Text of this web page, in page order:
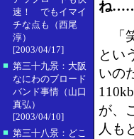
速！ でもイマイ
チな点も（西尾
淳）
[2003/04/17]
■ 第三十九景：大阪
なにわのブロード
バンド事情（山口
真弘）
[2003/04/10]
■ 第三十八景：どこ
ね
「
とい
いの
が、
人も